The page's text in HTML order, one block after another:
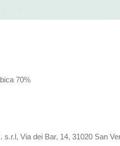
70%
s.r.l, Via dei Bar, 14, 31020 San